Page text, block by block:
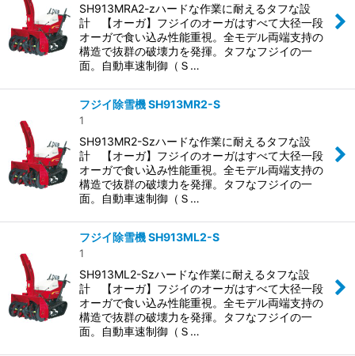
SH913MRA2-zハードな作業に耐えるタフな設
計 【オーガ】フジイのオーガはすべて大径一段
オーガで食い込み性能重視。全モデル両端支持の
構造で抜群の破壊力を発揮。タフなフジイの一
面。自動車速制御（Ｓ…
フジイ除雪機 SH913MR2-S
1
SH913MR2-Szハードな作業に耐えるタフな設
計 【オーガ】フジイのオーガはすべて大径一段
オーガで食い込み性能重視。全モデル両端支持の
構造で抜群の破壊力を発揮。タフなフジイの一
面。自動車速制御（Ｓ…
フジイ除雪機 SH913ML2-S
1
SH913ML2-Szハードな作業に耐えるタフな設
計 【オーガ】フジイのオーガはすべて大径一段
オーガで食い込み性能重視。全モデル両端支持の
構造で抜群の破壊力を発揮。タフなフジイの一
面。自動車速制御（Ｓ…